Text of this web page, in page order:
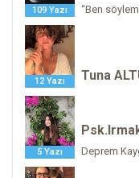
109 Yazı “Ben
12 Yazı Tuna
5 Yazı Deprem